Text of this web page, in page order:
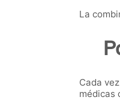
La
Cada
médicas